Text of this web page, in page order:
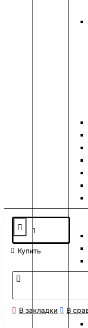
Купить
В закладки В